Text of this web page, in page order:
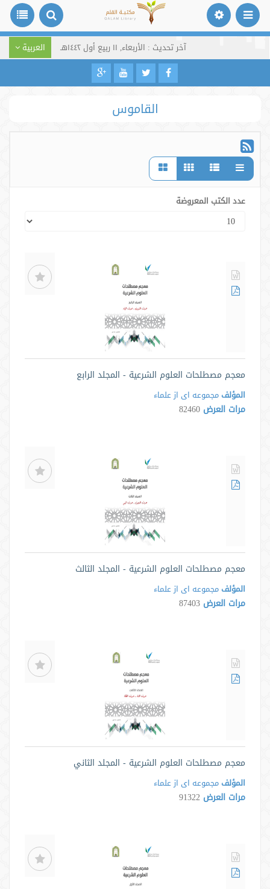
آخر تحديث : الأربعاء, ١١ ربيع أول ١٤٤٢هـ العربية
القاموس
عدد الكتب المعروضة
معجم مصطلحات العلوم الشرعية - المجلد الرابع
المؤلف مجموعه ای از علماء
مرات العرض 82460
معجم مصطلحات العلوم الشرعية - المجلد الثالث
المؤلف مجموعه ای از علماء
مرات العرض 87403
معجم مصطلحات العلوم الشرعية - المجلد الثاني
المؤلف مجموعه ای از علماء
مرات العرض 91322